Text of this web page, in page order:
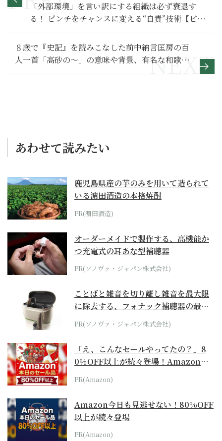
「外部環境」を言い訳にする組織は必ず衰退す
る！ ピンチをチャンスに変える“自責”技術【ビジ
ネス最前線】
８歳で『史記』を読みこなした前中納言匡房の百
人一首「高砂の～」の意味や背景、有名な和歌を
紹介【百人一首入門】
あわせて読みたい
鹿児島県産の芋のみを用いて造られて
いる濵田酒造の本格焼酎
PR(濵田酒造)
オーダーメイドで製作する、高機能か
つ充電式の耳あな型補聴器
PR(ソノヴァ・ジャパン株式会社)
ことばと雑音を切り離し雑音を最大限
に除去する、フォナック補聴器の最上
位モデル
PR(ソノヴァ・ジャパン株式会社)
「え、こんなセールやってたの？」8
0％OFF以上が続々登場！Amazonの
本気が...
PR(Amazon)
Amazon今日も見逃せない！80%OFF
以上が続々登場
PR(Amazon)